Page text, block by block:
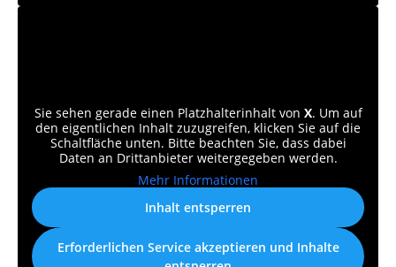
Sie sehen gerade einen Platzhalterinhalt von X. Um auf
den eigentlichen Inhalt zuzugreifen, klicken Sie auf die
Schaltfläche unten. Bitte beachten Sie, dass dabei
Daten an Drittanbieter weitergegeben werden.
Mehr Informationen
Inhalt entsperren
Erforderlichen Service akzeptieren und Inhalte